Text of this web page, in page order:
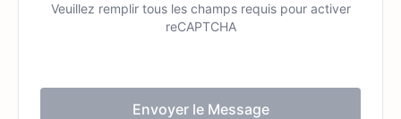
Veuillez remplir tous les champs requis pour activer
reCAPTCHA
Envoyer le Message